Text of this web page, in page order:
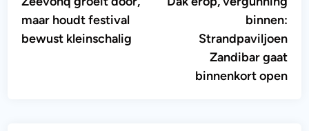
navigatie
maar houdt festival
bewust kleinschalig
binnen:
Strandpaviljoen
Zandibar gaat
binnenkort open